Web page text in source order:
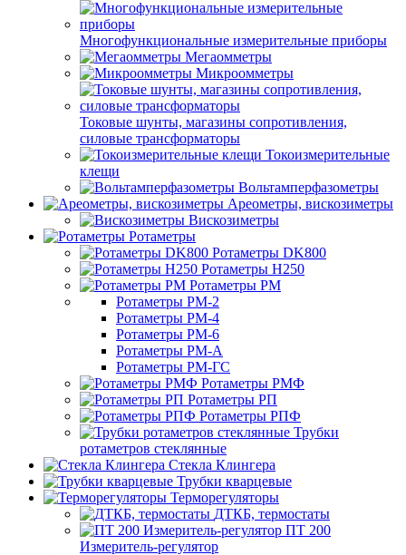
Многофункциональные измерительные приборы
Мегаомметры
Микроомметры
Токовые шунты, магазины сопротивления,
силовые трансформаторы
Токоизмерительные
клещи
Вольтамперфазометры
Ареометры, вискозиметры
Вискозиметры
Ротаметры
Ротаметры DK800
Ротаметры H250
Ротаметры РМ
Ротаметры РМ-2
Ротаметры РМ-4
Ротаметры РМ-6
Ротаметры РМ-А
Ротаметры РМ-ГС
Ротаметры РМФ
Ротаметры РП
Ротаметры РПФ
Трубки
ротаметров стеклянные
Стекла Клингера
Трубки кварцевые
Терморегуляторы
ДТКБ, термостаты
ПТ 200
Измеритель-регулятор